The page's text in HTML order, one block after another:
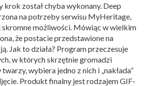
krok został chyba wykonany. Deep
na potrzeby serwisu MyHeritage,
skromne możliwości. Mówiąc w wielkim
że postacie przedstawione na
Jak to działa? Program przeczesuje
w których skrzętnie gromadzi
wybiera jedno z nich i „nakłada”
Produkt finalny jest rodzajem GIF-